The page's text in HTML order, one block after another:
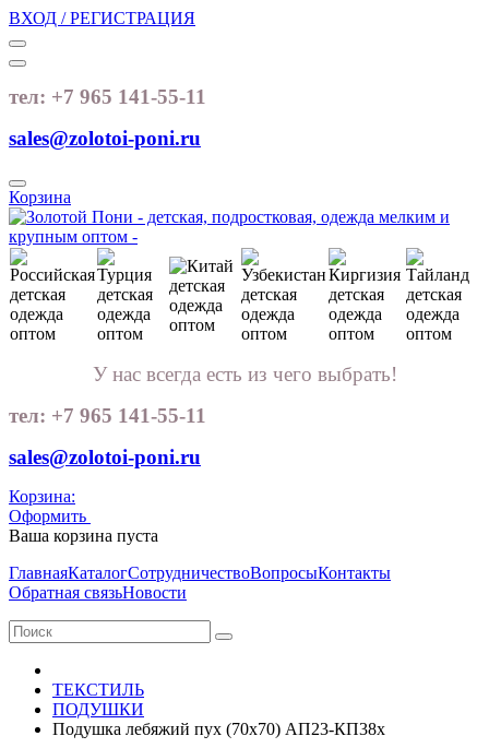
ВХОД / РЕГИСТРАЦИЯ
тел: +7 965 141-55-11
sales@zolotoi-poni.ru
Корзина
У нас всегда есть из чего выбрать!
тел: +7 965 141-55-11
sales@zolotoi-poni.ru
Корзина:
Оформить
Ваша корзина пуста
ГлавнаяКаталогСотрудничествоВопросыКонтакты
Обратная связьНовости
ТЕКСТИЛЬ
ПОДУШКИ
Подушка лебяжий пух (70х70) АП23-КП38х